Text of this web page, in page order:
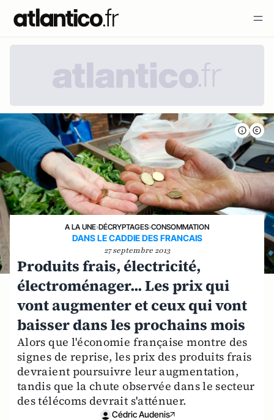
A LA UNE›DÉCRYPTAGES›CONSOMMATION
DANS LE CADDIE DES FRANCAIS
27 septembre 2013
Produits frais, électricité,
électroménager... Les prix qui
vont augmenter et ceux qui vont
baisser dans les prochains mois
Alors que l'économie française montre des
signes de reprise, les prix des produits frais
devraient poursuivre leur augmentation,
tandis que la chute observée dans le secteur
des télécoms devrait s'atténuer.
Cédric Audenis